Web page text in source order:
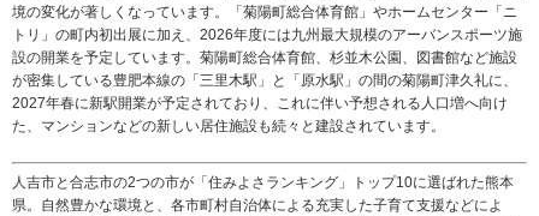
境の変化が著しくなっています。「菊陽町総合体育館」やホームセンター「ニ
トリ」の町内初出展に加え、2026年度には九州最大規模のアーバンスポーツ施
設の開業を予定しています。菊陽町総合体育館、杉並木公園、図書館など施設
が密集している豊肥本線の「三里木駅」と「原水駅」の間の菊陽町津久礼に、
2027年春に新駅開業が予定されており、これに伴い予想される人口増へ向け
た、マンションなどの新しい居住施設も続々と建設されています。
人吉市と合志市の2つの市が「住みよさランキング」トップ10に選ばれた熊本
県。自然豊かな環境と、各市町村自治体による充実した子育て支援などによ